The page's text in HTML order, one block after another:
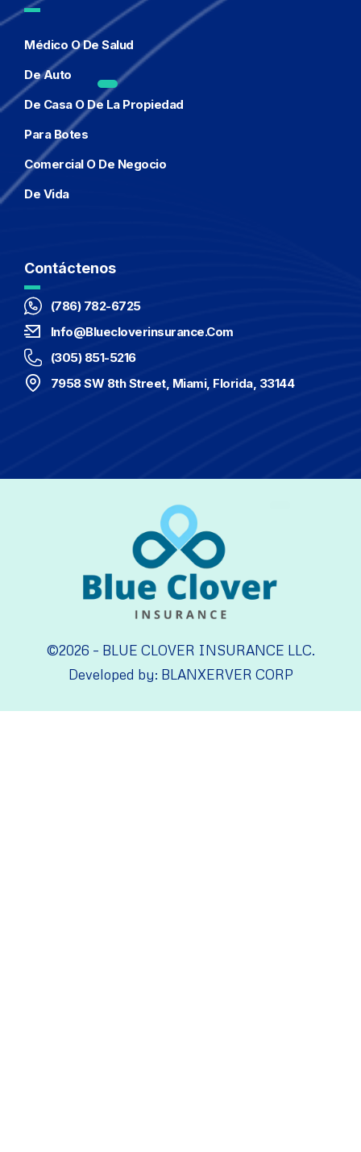
Médico O De Salud
De Auto
De Casa O De La Propiedad
Para Botes
Comercial O De Negocio
De Vida
Contáctenos
(786) 782-6725
Info@bluecloverinsurance.com
(305) 851-5216
7958 SW 8th Street, Miami, Florida, 33144
©2026 – BLUE CLOVER INSURANCE LLC.
Developed by: BLANXERVER CORP